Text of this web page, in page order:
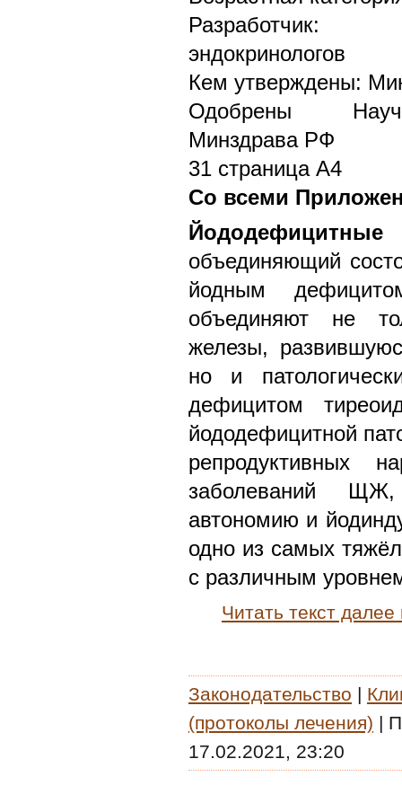
Разработчик:
эндокринологов
Кем утверждены:
Одобрены
Минздрава РФ
31 страница А4
Со всеми
Йододефицитные
объединяющий
йодным
объединяют не
железы,
но и
дефицитом
йододефицитной
репродуктивных
заболеваний
автономию и
одно из самых
с различным
Читать текст
Законодательство |
(протоколы лечения) |
17.02.2021, 23:20